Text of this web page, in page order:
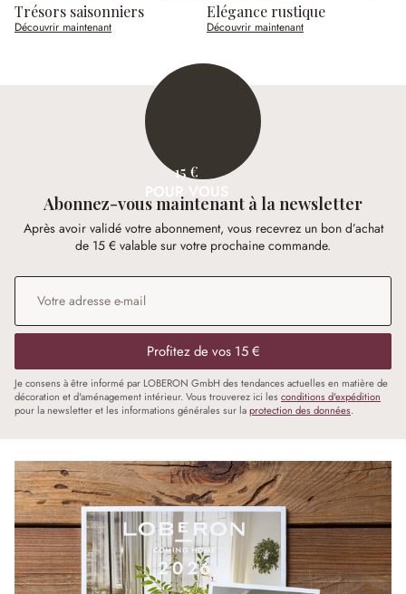
Trésors saisonniers
Découvrir maintenant
Elégance rustique
Découvrir maintenant
15 €
POUR VOUS
Abonnez-vous maintenant à la newsletter
Après avoir validé votre abonnement, vous recevrez un bon d’achat
de 15 € valable sur votre prochaine commande.
Adresse e-mail
Profitez de vos 15 €
Je consens à être informé par LOBERON GmbH des tendances actuelles en matière de
décoration et d'aménagement intérieur. Vous trouverez ici les conditions d'expédition
pour la newsletter et les informations générales sur laprotection des données.